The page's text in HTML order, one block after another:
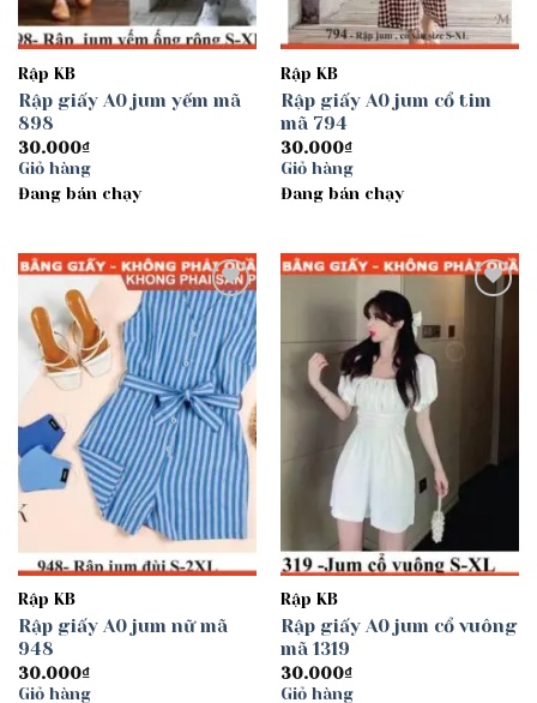
Rập KB
Rập giấy A0 jum yếm mã
898
30.000₫
Giỏ hàng
Đang bán chạy
Rập KB
Rập giấy A0 jum cổ tim
mã 794
30.000₫
Giỏ hàng
Đang bán chạy
Add to
wishlist
Rập KB
Rập giấy A0 jum nữ mã
948
30.000₫
Giỏ hàng
wishlist
Rập KB
Rập giấy A0 jum cổ vuông
mã 1319
30.000₫
Giỏ hàng